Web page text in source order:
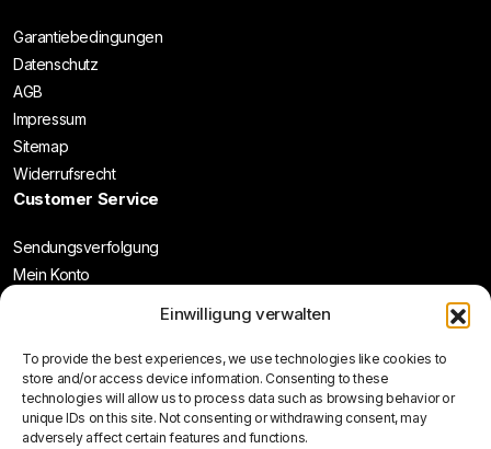
Einwilligung verwalten
To provide the best experiences, we use technologies like cookies to
store and/or access device information. Consenting to these
technologies will allow us to process data such as browsing behavior or
unique IDs on this site. Not consenting or withdrawing consent, may
adversely affect certain features and functions.
Garantiebedingungen
Datenschutz
AGB
Impressum
Sitemap
Widerrufsrecht
Customer Service
Sendungsverfolgung
Mein Konto
Follow Us: